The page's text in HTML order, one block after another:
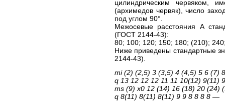
цилиндрическим червяком,
(архимедов червяк), число
под углом 90°.
Межосевые расстояния А
(ГОСТ 2144-43):
80; 100; 120; 150; 180; (210);
Ниже приведены стандартные
2144-43).
mi (2) (2,5) 3 (3,5) 4 (4,5) 5 6 (7) 8
q 13 12 12 12 11 11 10(12) 9(11)
ms (9) х0 12 (14) 16 (18) 20 (24)
q 8(11) 8(11) 8(11) 9 9 8 8 8 8 —